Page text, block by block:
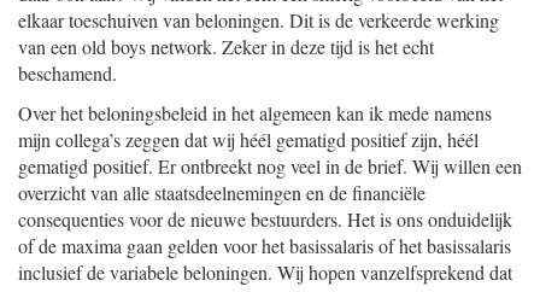
elkaar toeschuiven van beloningen. Dit is de verkeerde werking
van een old boys network. Zeker in deze tijd is het echt
beschamend.
Over het beloningsbeleid in het algemeen kan ik mede namens
mijn collega’s zeggen dat wij héél gematigd positief zijn, héél
gematigd positief. Er ontbreekt nog veel in de brief. Wij willen een
overzicht van alle staatsdeelnemingen en de financiële
consequenties voor de nieuwe bestuurders. Het is ons onduidelijk
of de maxima gaan gelden voor het basissalaris of het basissalaris
inclusief de variabele beloningen. Wij hopen vanzelfsprekend dat